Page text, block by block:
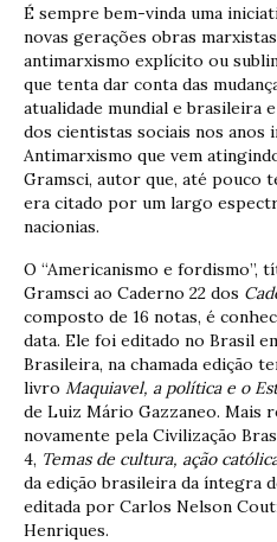
É sempre bem-vinda uma
novas gerações obras
antimarxismo explícito ou
que tenta dar conta das
atualidade mundial e brasileira
dos cientistas sociais nos anos
Antimarxismo que vem
Gramsci, autor que, até pouco
era citado por um largo
nacionias.
O “Americanismo e
Gramsci ao Caderno 22 dos
composto de 16 notas, é
data. Ele foi editado no Brasil
Brasileira, na chamada edição
livro Maquiavel, a política e o
de Luiz Mário Gazzaneo. Mais
novamente pela Civilização
4, Temas de cultura, ação
da edição brasileira da íntegra
editada por Carlos Nelson
Henriques.